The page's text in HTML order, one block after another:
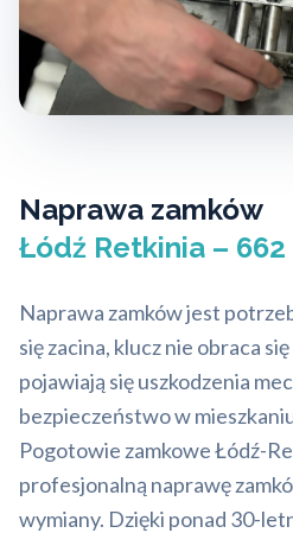
Naprawa zamków
Łódź Retkinia – 662
Naprawa zamków jest
się zacina, klucz nie obraca
pojawiają się uszkodzenia
bezpieczeństwo w
Pogotowie zamkowe Łódź-
profesjonalną naprawę
wymiany. Dzięki ponad 30-